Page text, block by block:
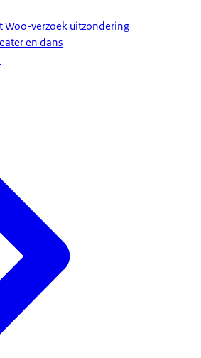
Woo-verzoek uitzondering
en dans